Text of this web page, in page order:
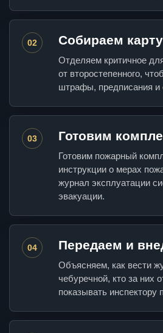
02 Собираем
Отделяем критичное
от второстепенного,
штрафы, предписания и
03 Готовим
Готовим пожарный
инструкции о мерах
журнал эксплуатации
эвакуации.
04 Передаем и
Объясняем, как вести
чебуречной, кто за них
показывать инспектору